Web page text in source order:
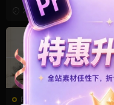
ckbuster Trailer
2023-01-30
PR基本图形mogrt